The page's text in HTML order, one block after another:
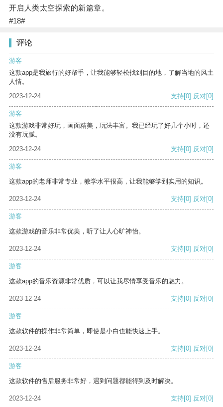
开启人类太空探索的新篇章。
#18#
评论
游客
这款app是我旅行的好帮手，让我能够轻松找到目的地，了解当地的风土
人情。
2023-12-24
支持[0] 反对[0]
游客
这款游戏非常好玩，画面精美，玩法丰富。我已经玩了好几个小时，还
没有玩腻。
2023-12-24
支持[0] 反对[0]
游客
这款app的老师非常专业，教学水平很高，让我能够学到实用的知识。
2023-12-24 支持[0] 反对[0]
游客
这款游戏的音乐非常优美，听了让人心旷神怡。
2023-12-24 支持[0] 反对[0]
游客
这款app的音乐资源非常优质，可以让我尽情享受音乐的魅力。
2023-12-24 支持[0] 反对[0]
游客
这款软件的操作非常简单，即使是小白也能快速上手。
2023-12-24 支持[0] 反对[0]
游客
这款软件的售后服务非常好，遇到问题都能得到及时解决。
2023-12-24 支持[0] 反对[0]